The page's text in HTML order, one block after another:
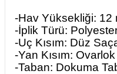
-Hav Yüksekliği: 12
-İplik Türü:
-Uç Kısım: Düz
-Yan Kısım: Ovarlok
-Taban: Dokuma